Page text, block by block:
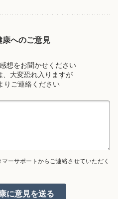
康へのご意見
想をお聞かせください
、大変恐れ入りますが
りご連絡ください
ーサポートからご連絡させていただく